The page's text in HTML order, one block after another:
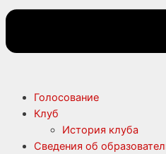
Голосование
Клуб
История клуба
Сведения об